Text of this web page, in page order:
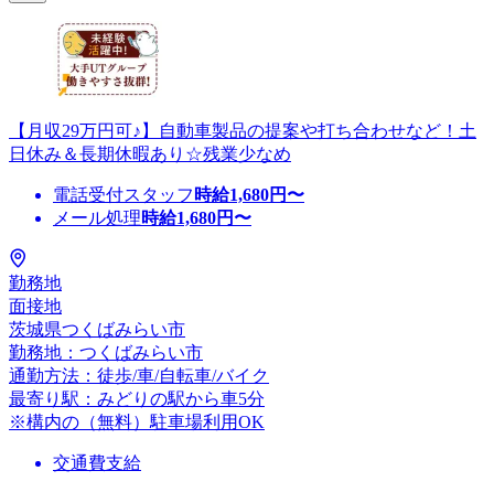
【月収29万円可♪】自動車製品の提案や打ち合わせなど！土
日休み＆長期休暇あり☆残業少なめ
電話受付スタッフ 時給1,680円〜
メール処理時給1,680円〜
勤務地
面接地
茨城県つくばみらい市
勤務地：つくばみらい市
通勤方法：徒歩/車/自転車/バイク
最寄り駅：みどりの駅から車5分
※構内の（無料）駐車場利用OK
交通費支給